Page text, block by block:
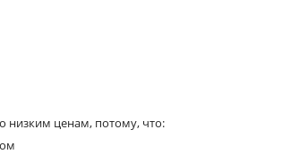
низким ценам, потому, что: